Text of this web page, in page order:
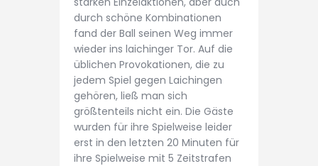
durch schöne Kombinationen
fand der Ball seinen Weg immer
wieder ins laichinger Tor. Auf die
üblichen Provokationen, die zu
jedem Spiel gegen Laichingen
gehören, ließ man sich
größtenteils nicht ein. Die Gäste
wurden für ihre Spielweise leider
erst in den letzten 20 Minuten für
ihre Spielweise mit 5 Zeitstrafen